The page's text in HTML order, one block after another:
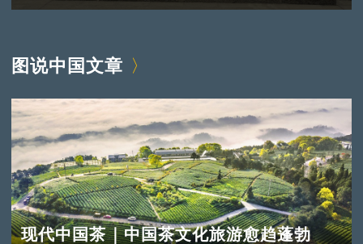
图说中国文章
现代中国茶｜中国茶文化旅游愈趋蓬勃